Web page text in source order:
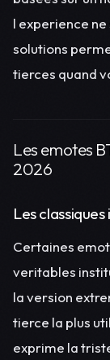
l experience ne
solutions
tierces quand
Les emotes
2026
Les
Certaines
veritables
la version
tierce la plus
exprime la